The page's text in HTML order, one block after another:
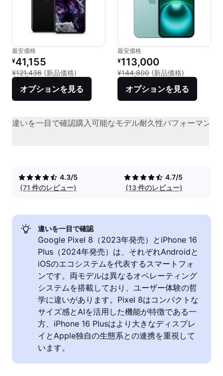
最安価格
リファービッシュ品の価格：
¥41,155
¥121,436 (新品価格) 新品との比較：¥121,436
オプションを見る
最安価格
リファービッシュ品の価格：
¥113,000
¥144,800 (新品価格)
オプションを見る
違いを一目で確認購入可能なモデル耐久性パフォーマンス
4.3/5
(71 件のレビュー)
4.7/5
(13 件のレビュー)
違いを一目で確認
Google Pixel 8（2023年発売）とiPhone 16
Plus（2024年発売）は、それぞれAndroidと
iOSのエコシステムを代表するスマートフォ
ンです。両モデルは異なるオペレーティング
システムを搭載しており、ユーザー体験の哲
学に違いがあります。Pixel 8はコンパクトな
サイズ感とAIを活用した機能が特徴である一
方、iPhone 16 Plusはより大きなディスプレ
イとApple独自の生態系との連携を重視して
います。